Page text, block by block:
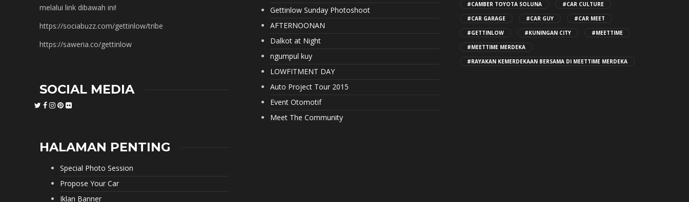
melalui link dibawah ini!
https://sociabuzz.com/gettinlow/tribe
https://saweria.co/gettinlow
SOCIAL MEDIA
HALAMAN PENTING
Special Photo Session
Propose Your Car
Iklan Banner
Gettinlow Sunday Photoshoot
AFTERNOONAN
Dalkot at Night
ngumpul kuy
LOWFITMENT DAY
Auto Project Tour 2015
Event Otomotif
Meet The Community
#CAMBER TOYOTA SOLUNA
#CAR CULTURE
#CAR GARAGE
#CAR GUY
#CAR MEET
#GETTINLOW
#KUNINGAN CITY
#MEETTIME
#MEETTIME MERDEKA
#RAYAKAN KEMERDEKAAN BERSAMA DI MEETTIME MERDEKA